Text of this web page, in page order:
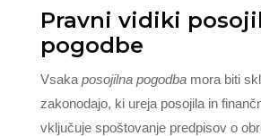
Pravni vidiki
pogodbe
Vsaka posojilna pogodbamora biti
zakonodajo, ki ureja posojila in
vključuje spoštovanje predpisov o